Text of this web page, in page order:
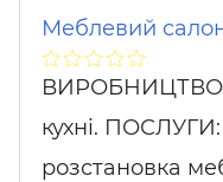
Меблевий
ВИРОБНИЦТВО,
кухні.
розстановка